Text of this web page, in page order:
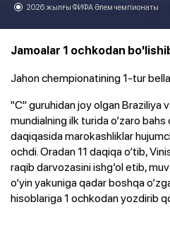
2026 жылғы ФИФА Әлем чемпионаты
Jamoalar 1 ochkodan
Jahon chempionatining 1-tur
"C" guruhidan joy olgan Braziliya
mundialning ilk turida o‘zaro
daqiqasida marokashliklar
ochdi. Oradan 11 daqiqa o‘tib,
raqib darvozasini ishg‘ol etib,
o‘yin yakuniga qadar boshqa
hisoblariga 1 ochkodan yozdirib